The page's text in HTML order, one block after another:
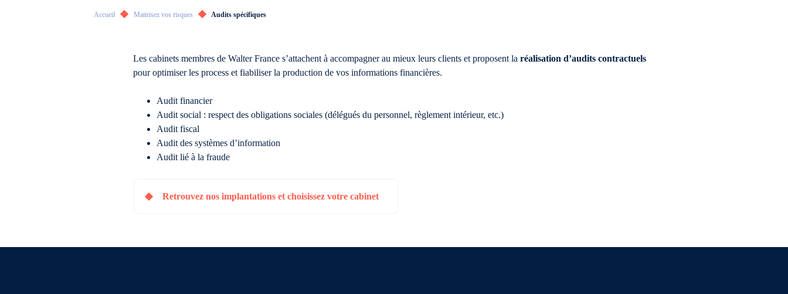
Accueil Maitrisez vos risques Audits spécifiques
Les cabinets membres de Walter France s’attachent à accompagner au mieux leurs clients et proposent laréalisation d’audits contractuels
pour optimiser les process et fiabiliser la production de vos informations financières.
Audit financier
Audit social : respect des obligations sociales (délégués du personnel, règlement intérieur, etc.)
Audit fiscal
Audit des systèmes d’information
Audit lié à la fraude
Retrouvez nos implantations et choisissez votre cabinet